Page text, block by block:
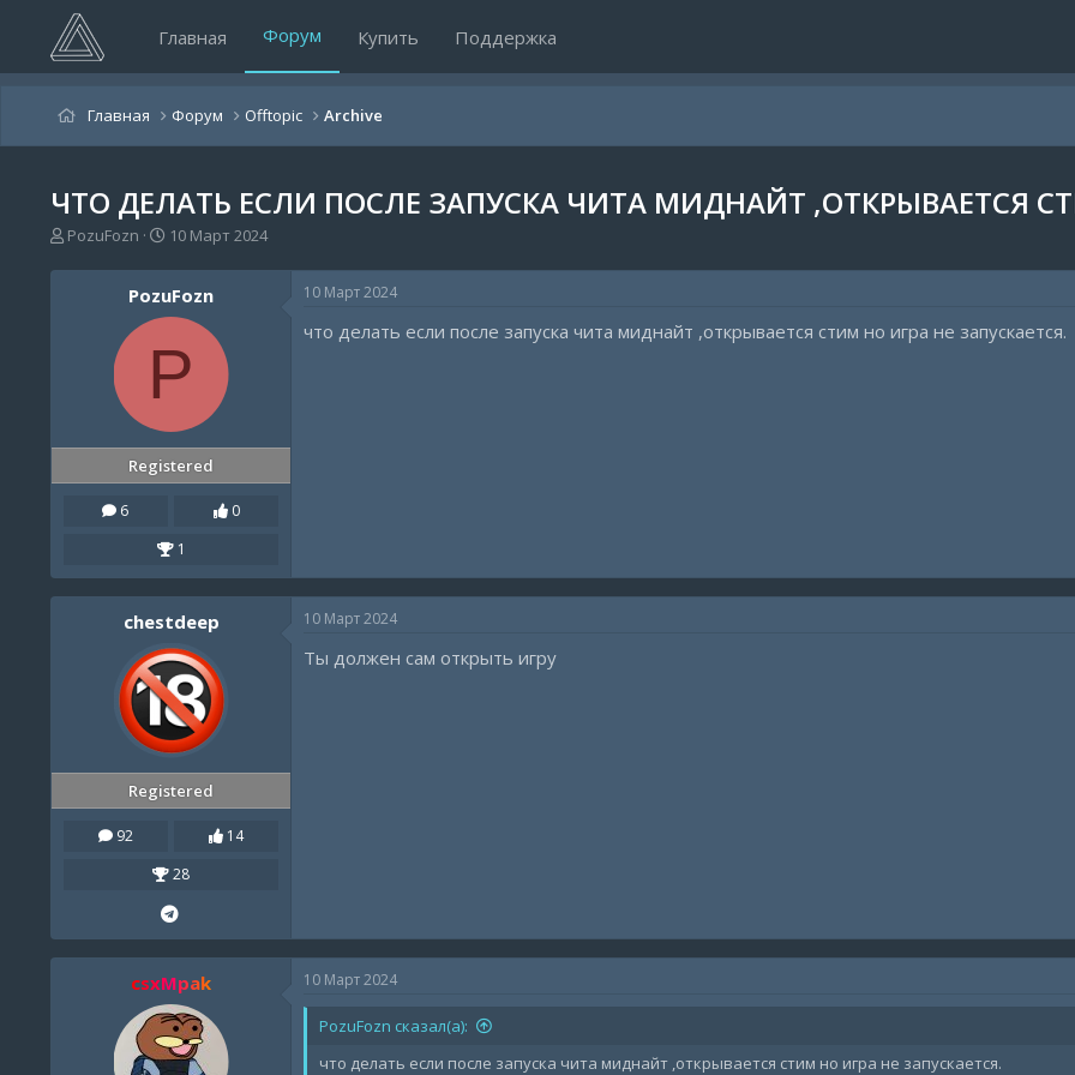
Главная Форум Купить Поддержка
Главная Форум Offtopic Archive
ЧТО ДЕЛАТЬ ЕСЛИ ПОСЛЕ ЗАПУСКА ЧИТА МИДНАЙТ ,ОТКРЫВАЕТСЯ
А
т
PozuFozn
Д
т
а
н
ч
а
а
10 Март 2024
PozuFozn
P
Registered
6
0
1
10 Март 2024
что делать если после запуска чита миднайт ,открывается стим но игра не запускается.
chestdeep
Registered
92
14
28
10 Март 2024
Ты должен сам открыть игру
csxMpak 10 Март 2024
PozuFozn сказал(а):
что делать если после запуска чита миднайт ,открывается стим но игра не запускается.